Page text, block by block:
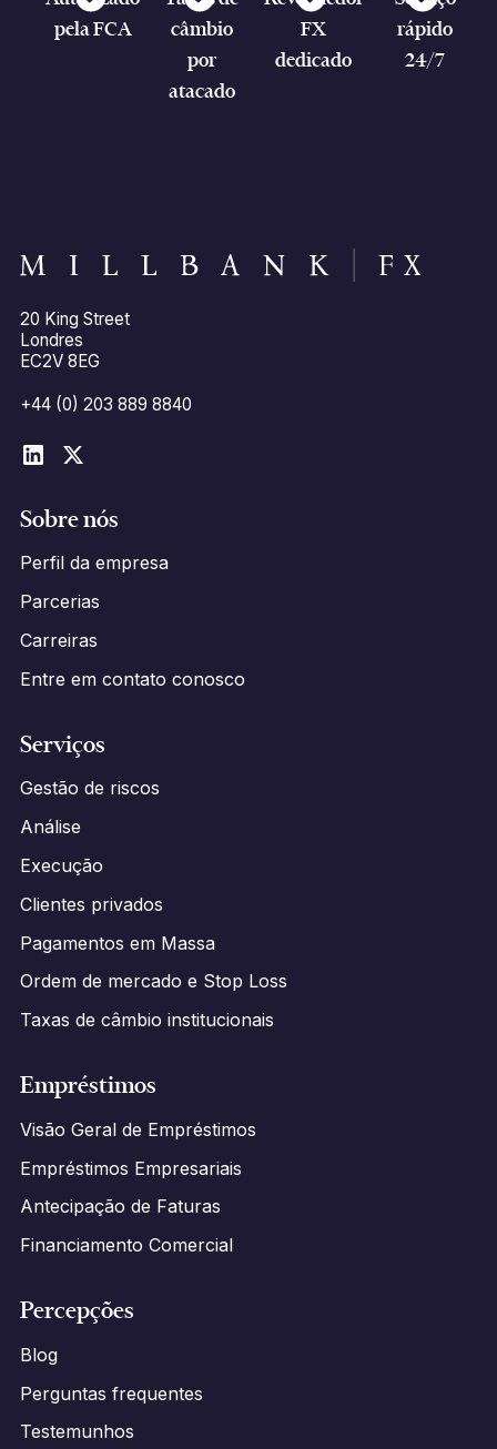
pela FCA
câmbio
por
atacado
FX
dedicado
rápido
24/7
20 King Street
Londres
EC2V 8EG
+44 (0) 203 889 8840
Sobre nós
Perfil da empresa
Parcerias
Carreiras
Entre em contato conosco
Serviços
Gestão de riscos
Análise
Execução
Clientes privados
Pagamentos em Massa
Ordem de mercado e Stop Loss
Taxas de câmbio institucionais
Empréstimos
Visão Geral de Empréstimos
Empréstimos Empresariais
Antecipação de Faturas
Financiamento Comercial
Percepções
Blog
Perguntas frequentes
Testemunhos